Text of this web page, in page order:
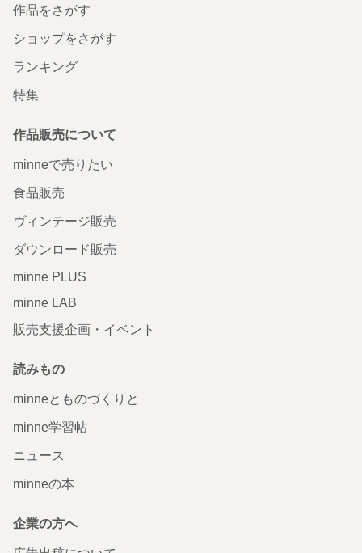
作品をさがす
ショップをさがす
ランキング
特集
作品販売について
minneで売りたい
食品販売
ヴィンテージ販売
ダウンロード販売
minne PLUS
minne LAB
販売支援企画・イベント
読みもの
minneとものづくりと
minne学習帖
ニュース
minneの本
企業の方へ